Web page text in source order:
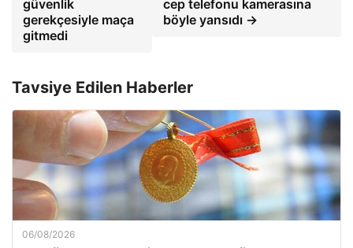
güvenlik
gerekçesiyle maça
gitmedi
cep telefonu kamerasına
böyle yansıdı →
Tavsiye Edilen Haberler
06/08/2026